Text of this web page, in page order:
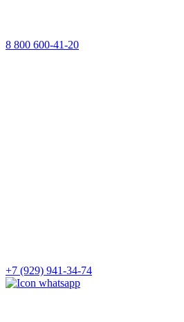
8 800 600-41-20
+7 (929) 941-34-74